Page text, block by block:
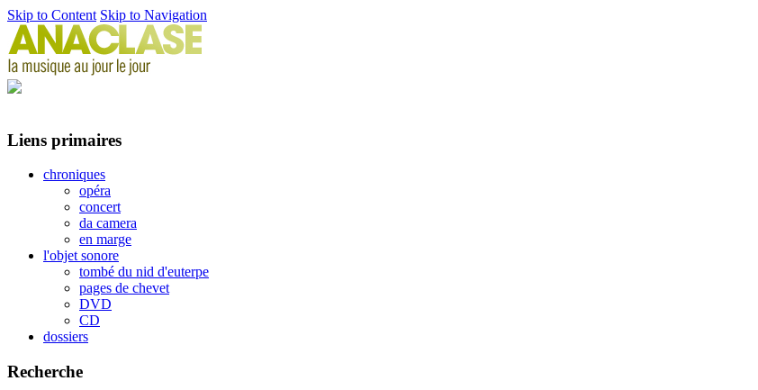
Skip to Content Skip to Navigation
Liens primaires
chroniques
opéra
concert
da camera
en marge
l'objet sonore
tombé du nid d'euterpe
pages de chevet
DVD
CD
dossiers
Recherche